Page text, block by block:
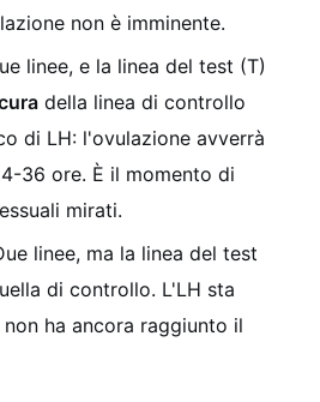
non è imminente.
linee, e la linea del test (T)
della linea di controllo
di LH: l'ovulazione avverrà
36 ore. È il momento di
mirati.
linee, ma la linea del test
di controllo. L'LH sta
ha ancora raggiunto il